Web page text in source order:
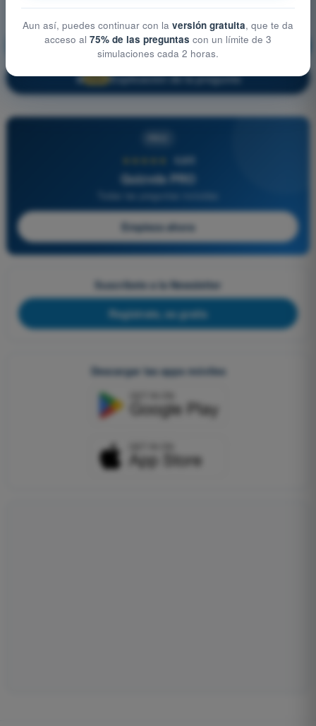
Derecho Aéreo ¡Entrenamiento!
🔒 PRO Explicación de la pregunta
4,6/5
Quizvds PRO
Empieza ahora
Suscríbete a la Newsletter
Regístrate, es gratis
Descargar las apps móviles
Aun así, puedes continuar con la versión gratuita, que te da
acceso al 75% de las preguntas con un límite de 3
simulaciones cada 2 horas.